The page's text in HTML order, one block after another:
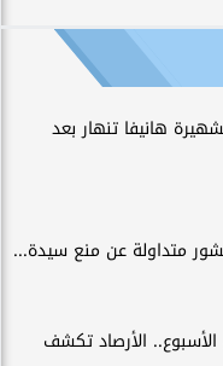
هانيفا تنهار بعد
متداولة عن منع سيدة...
الأرصاد تكشف